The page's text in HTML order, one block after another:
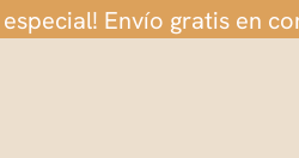
especial! Envío gratis en